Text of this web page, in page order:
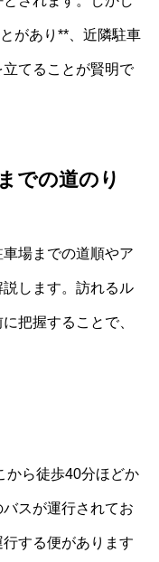
があり**、近隣駐車
てることが賢明で
での道のり
場までの道順やア
します。訪れるル
把握することで、
から徒歩40分ほどか
スが運行されてお
する便があります